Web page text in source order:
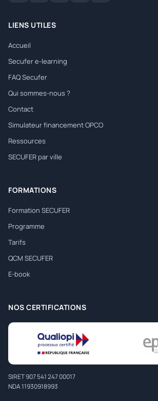
LIENS UTILES
Accueil
Secufer e-learning
FAQ Secufer
Qui sommes-nous ?
Contact
Simulateur financement OPCO
Ressources
SECUFER par ville
FORMATIONS
Formation SECUFER
Programme
Tarifs
QCM SECUFER
E-book
NOS CERTIFICATIONS
SIRET 907 541 247 00017
NDA 11930918993